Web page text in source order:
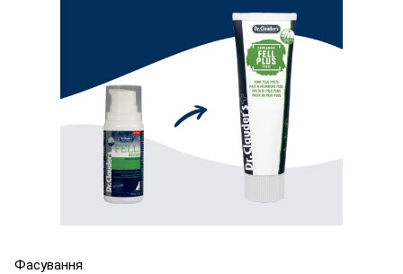
Фасування